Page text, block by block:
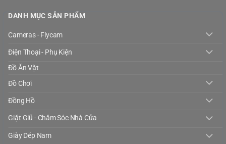
DANH MỤC SẢN PHẨM
Cameras - Flycam
Điện Thoại - Phụ Kiện
Đồ Ăn Vặt
Đồ Chơi
Đồng Hồ
Giặt Giũ - Chăm Sóc Nhà Cửa
Giày Dép Nam